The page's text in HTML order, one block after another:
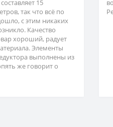
15
так что всё по
с этим никаких
Качество
хороший, радует
Элементы
выполнены из
же говорит о